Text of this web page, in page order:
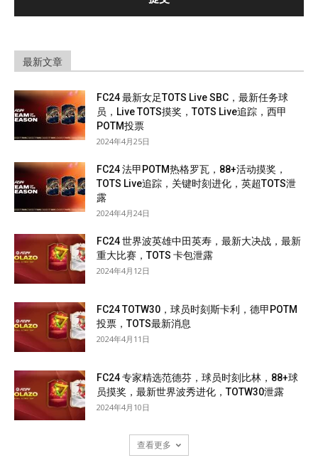
最新文章
FC24 最新女足TOTS Live SBC，最新任务球
员，Live TOTS摸奖，TOTS Live追踪，西甲
POTM投票
2024年4月25日
FC24 法甲POTM热格罗瓦，88+活动摸奖，
TOTS Live追踪，关键时刻进化，英超TOTS泄
露
2024年4月24日
FC24 世界波英雄中田英寿，最新大决战，最新
重大比赛，TOTS 卡包泄露
2024年4月12日
FC24 TOTW30，球员时刻斯卡利，德甲POTM
投票，TOTS最新消息
2024年4月11日
FC24 专家精选范德芬，球员时刻比林，88+球
员摸奖，最新世界波秀进化，TOTW30泄露
2024年4月10日
查看更多